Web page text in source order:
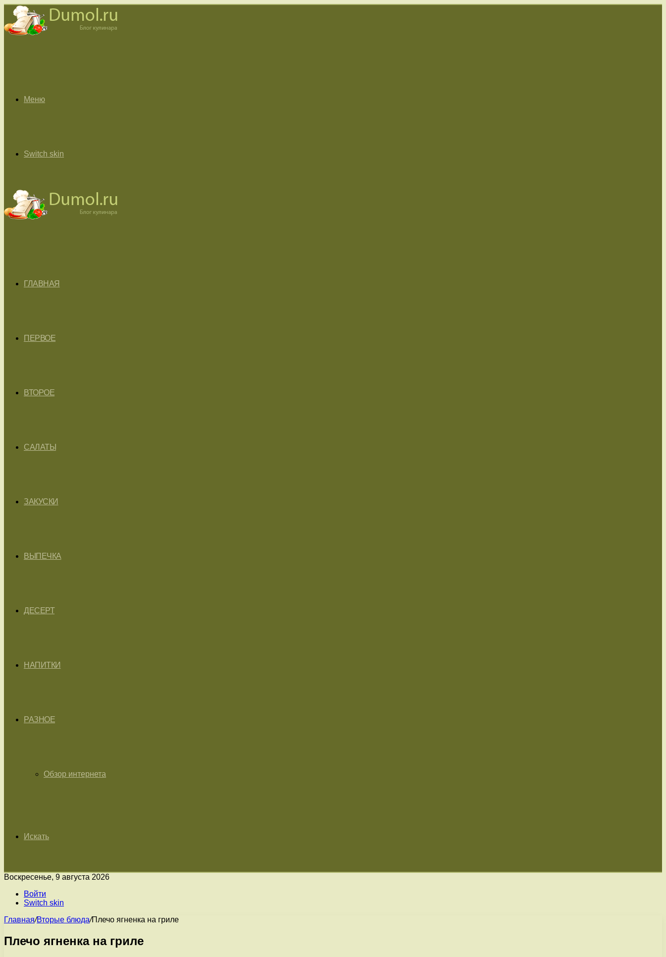
Меню
Switch skin
ГЛАВНАЯ
ПЕРВОЕ
ВТОРОЕ
САЛАТЫ
ЗАКУСКИ
ВЫПЕЧКА
ДЕСЕРТ
НАПИТКИ
РАЗНОЕ
Обзор интернета
Искать
Воскресенье, 9 августа 2026
Войти
Switch skin
Главная/Вторые блюда/Плечо ягненка на гриле
Плечо ягненка на гриле